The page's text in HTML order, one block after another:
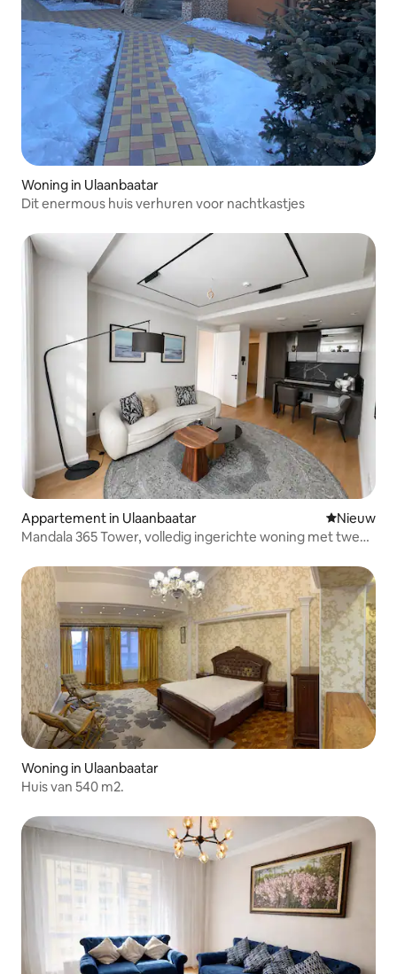
Woning in Ulaanbaatar
Dit enermous huis verhuren voor nachtkastjes
Appartement in Ulaanbaatar Nieuwe
Nieuw
Mandala 365 Tower, volledig ingerichte woning met twee
Woning in Ulaanbaatar
Huis van 540 m2.